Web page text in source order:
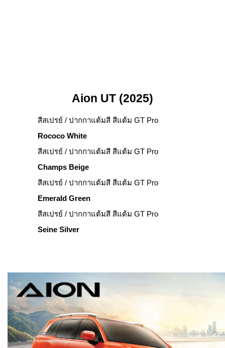
Aion UT (2025)
สีสเปรย์ / ปากกาแต้มสี สีแต้ม GT Pro
Rococo White
สีสเปรย์ / ปากกาแต้มสี สีแต้ม GT Pro
Champs Beige
สีสเปรย์ / ปากกาแต้มสี สีแต้ม GT Pro
Emerald Green
สีสเปรย์ / ปากกาแต้มสี สีแต้ม GT Pro
Seine Silver